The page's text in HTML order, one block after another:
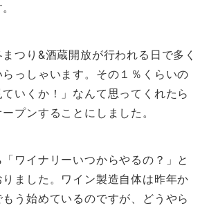
つり&酒蔵開放が行われる日で多く
っしゃいます。その１％くらいの
いくか！」なんて思ってくれたら
プンすることにしました。
ワイナリーいつからやるの？」と
ました。ワイン製造自体は昨年か
う始めているのですが、どうやら